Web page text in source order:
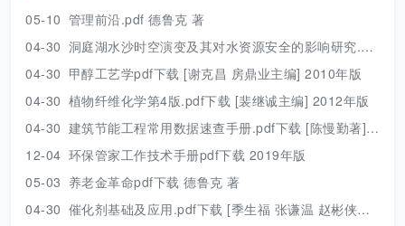
05-10 管理前沿.pdf 德鲁克 著
04-30 洞庭湖水沙时空演变及其对水资源安全的影响研究.pdf 胡光伟 著 2017年版
04-30 甲醇工艺学pdf下载 [谢克昌 房鼎业主编] 2010年版
04-30 植物纤维化学第4版.pdf下载 [裴继诚主编] 2012年版
04-30 建筑节能工程常用数据速查手册.pdf下载 [陈慢勤著] 2010年版
12-04 环保管家工作技术手册pdf下载 2019年版
05-03 养老金革命pdf下载 德鲁克 著
04-30 催化剂基础及应用.pdf下载 [季生福 张谦温 赵彬侠编] 2011年版